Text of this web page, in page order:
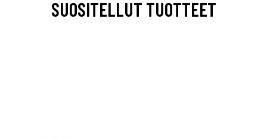
SUOSITELLUT TUOTTEET